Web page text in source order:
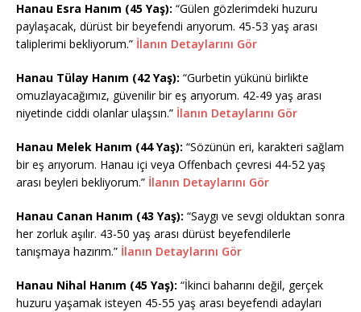
Hanau Esra Hanım (45 Yaş): “Gülen gözlerimdeki huzuru
paylaşacak, dürüst bir beyefendi arıyorum. 45-53 yaş arası
taliplerimi bekliyorum.” İlanın Detaylarını Gör
Hanau Tülay Hanım (42 Yaş): “Gurbetin yükünü birlikte
omuzlayacağımız, güvenilir bir eş arıyorum. 42-49 yaş arası
niyetinde ciddi olanlar ulaşsın.” İlanın Detaylarını Gör
Hanau Melek Hanım (44 Yaş): “Sözünün eri, karakteri sağlam
bir eş arıyorum. Hanau içi veya Offenbach çevresi 44-52 yaş
arası beyleri bekliyorum.” İlanın Detaylarını Gör
Hanau Canan Hanım (43 Yaş): “Saygı ve sevgi olduktan sonra
her zorluk aşılır. 43-50 yaş arası dürüst beyefendilerle
tanışmaya hazırım.” İlanın Detaylarını Gör
Hanau Nihal Hanım (45 Yaş): “İkinci baharını değil, gerçek
huzuru yaşamak isteyen 45-55 yaş arası beyefendi adayları